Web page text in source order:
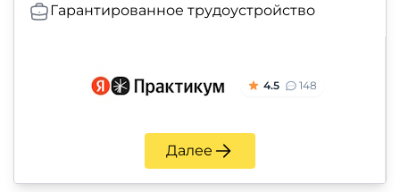
Гарантированное трудоустройство
4.5 148
Далее